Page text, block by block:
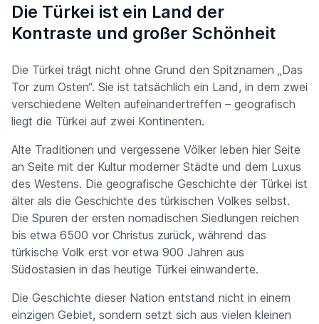
Die Türkei ist ein Land der
Kontraste und großer Schönheit
Die Türkei trägt nicht ohne Grund den Spitznamen „Das
Tor zum Osten“. Sie ist tatsächlich ein Land, in dem zwei
verschiedene Welten aufeinandertreffen – geografisch
liegt die Türkei auf zwei Kontinenten.
Alte Traditionen und vergessene Völker leben hier Seite
an Seite mit der Kultur moderner Städte und dem Luxus
des Westens. Die geografische Geschichte der Türkei ist
älter als die Geschichte des türkischen Volkes selbst.
Die Spuren der ersten nomadischen Siedlungen reichen
bis etwa 6500 vor Christus zurück, während das
türkische Volk erst vor etwa 900 Jahren aus
Südostasien in das heutige Türkei einwanderte.
Die Geschichte dieser Nation entstand nicht in einem
einzigen Gebiet, sondern setzt sich aus vielen kleinen